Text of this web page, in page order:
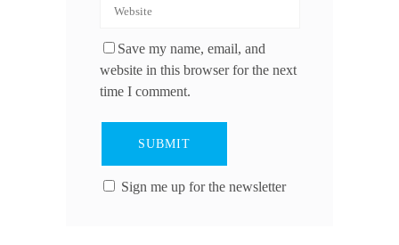
Save my name, email, and
website in this browser for the next
time I comment.
Sign me up for the newsletter